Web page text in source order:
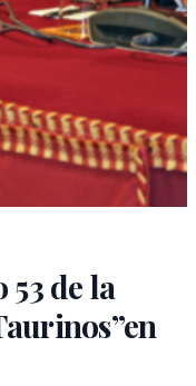
de la